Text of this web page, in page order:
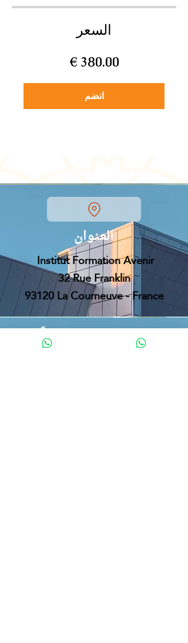
السعر
انضم
العنوان
Institut Formation Avenir
32 Rue Franklin
93120 La Courneuve - France
اللّغة